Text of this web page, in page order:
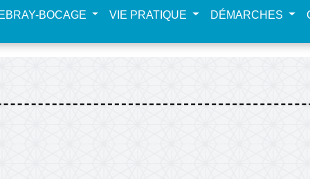
BOCAGE VIE PRATIQUE DÉMARCHES